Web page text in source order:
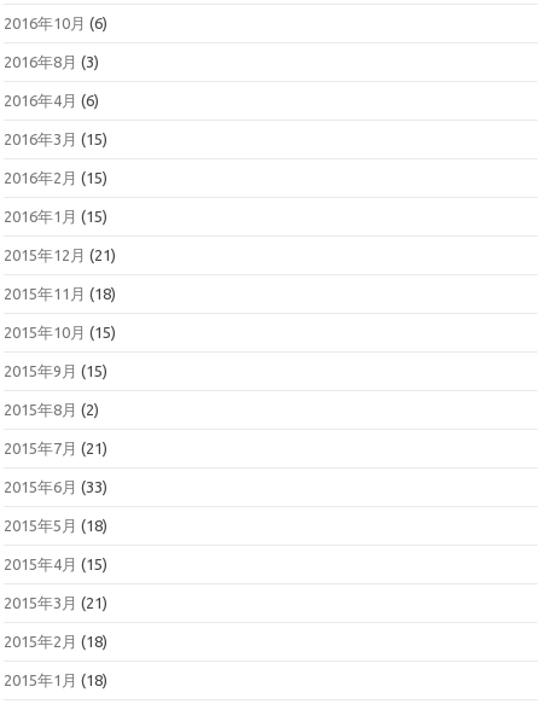
2016年10月 (6)
2016年8月 (3)
2016年4月 (6)
2016年3月 (15)
2016年2月 (15)
2016年1月 (15)
2015年12月 (21)
2015年11月 (18)
2015年10月 (15)
2015年9月 (15)
2015年8月 (2)
2015年7月 (21)
2015年6月 (33)
2015年5月 (18)
2015年4月 (15)
2015年3月 (21)
2015年2月 (18)
2015年1月 (18)